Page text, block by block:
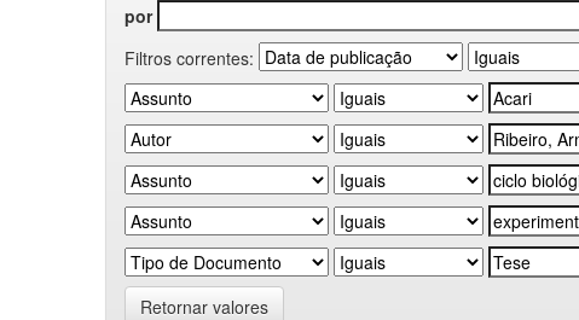
por
Filtros correntes:
Retornar valores